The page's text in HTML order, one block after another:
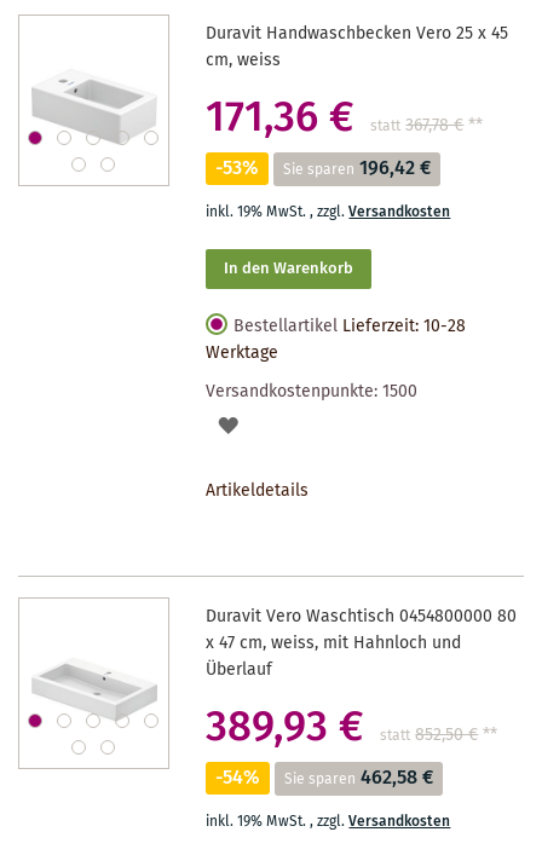
Duravit Handwaschbecken Vero 25 x 45
cm, weiss
171,36 € statt 367,78 €**
-53% Sie sparen 196,42 €
inkl. 19% MwSt.,zzgl.Versandkosten
In den Warenkorb
Bestellartikel Lieferzeit: 10-28
Werktage
Versandkostenpunkte:1500
AUF
Artikeldetails
Duravit Vero Waschtisch 0454800000 80
x 47 cm, weiss, mit Hahnloch und
Überlauf
389,93 € statt 852,50 €**
-54% Sie sparen 462,58 €
inkl. 19% MwSt.,zzgl.Versandkosten